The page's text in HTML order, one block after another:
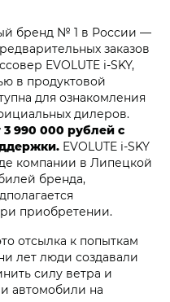
бренд № 1 в России —
заказов
EVOLUTE i‑SKY,
в продуктовой
для ознакомления
дилеров.
990 000 рублей с
EVOLUTE i‑SKY
компании в Липецкой
бренда,
приобретении.
отсылка к попыткам
лет люди создавали
силу ветра и
автомобили на